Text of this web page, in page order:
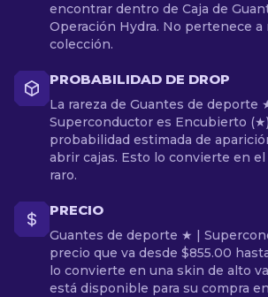
encontrar dentro de Caja de
Operación Hydra. No pertenece a
colección.
PROBABILIDAD DE DROP
La rareza de Guantes de deporte
Superconductor es Encubierto
probabilidad estimada de
abrir cajas. Esto lo convierte en
raro.
PRECIO
Guantes de deporte ★ |
precio que va desde $855.00 hasta
lo convierte en una skin de alto
está disponible para su compra